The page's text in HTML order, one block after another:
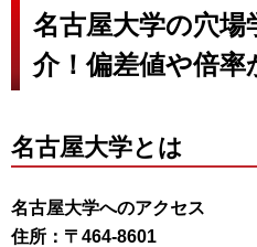
名古屋大学の穴場
介！偏差値や倍率
名古屋大学とは
名古屋大学へのアクセス
住所：〒464-8601